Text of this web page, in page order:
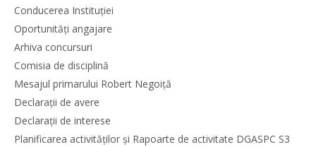
Conducerea Instituției
Oportunități angajare
Arhiva concursuri
Comisia de disciplină
Mesajul primarului Robert Negoiță
Declarații de avere
Declarații de interese
Planificarea activităților și Rapoarte de activitate DGASPC S3